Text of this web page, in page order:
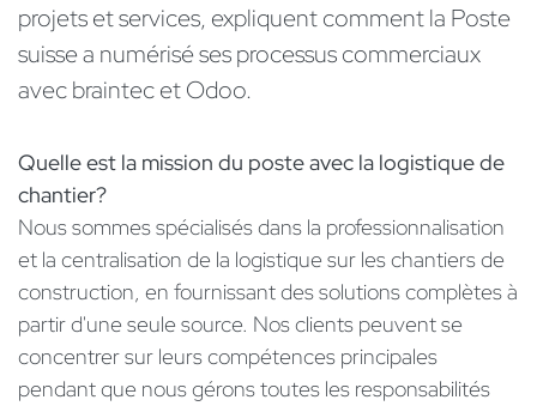
projets et services, expliquent comment la Poste
suisse a numérisé ses processus commerciaux
avec braintec et Odoo.
Quelle est la mission du poste avec la logistique de
chantier?
Nous sommes spécialisés dans la professionnalisation
et la centralisation de la logistique sur les chantiers de
construction, en fournissant des solutions complètes à
partir d'une seule source. Nos clients peuvent se
concentrer sur leurs compétences principales
pendant que nous gérons toutes les responsabilités